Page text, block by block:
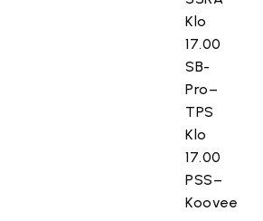
Klo
17.00
SB-
Pro–
TPS
Klo
17.00
PSS–
Koovee